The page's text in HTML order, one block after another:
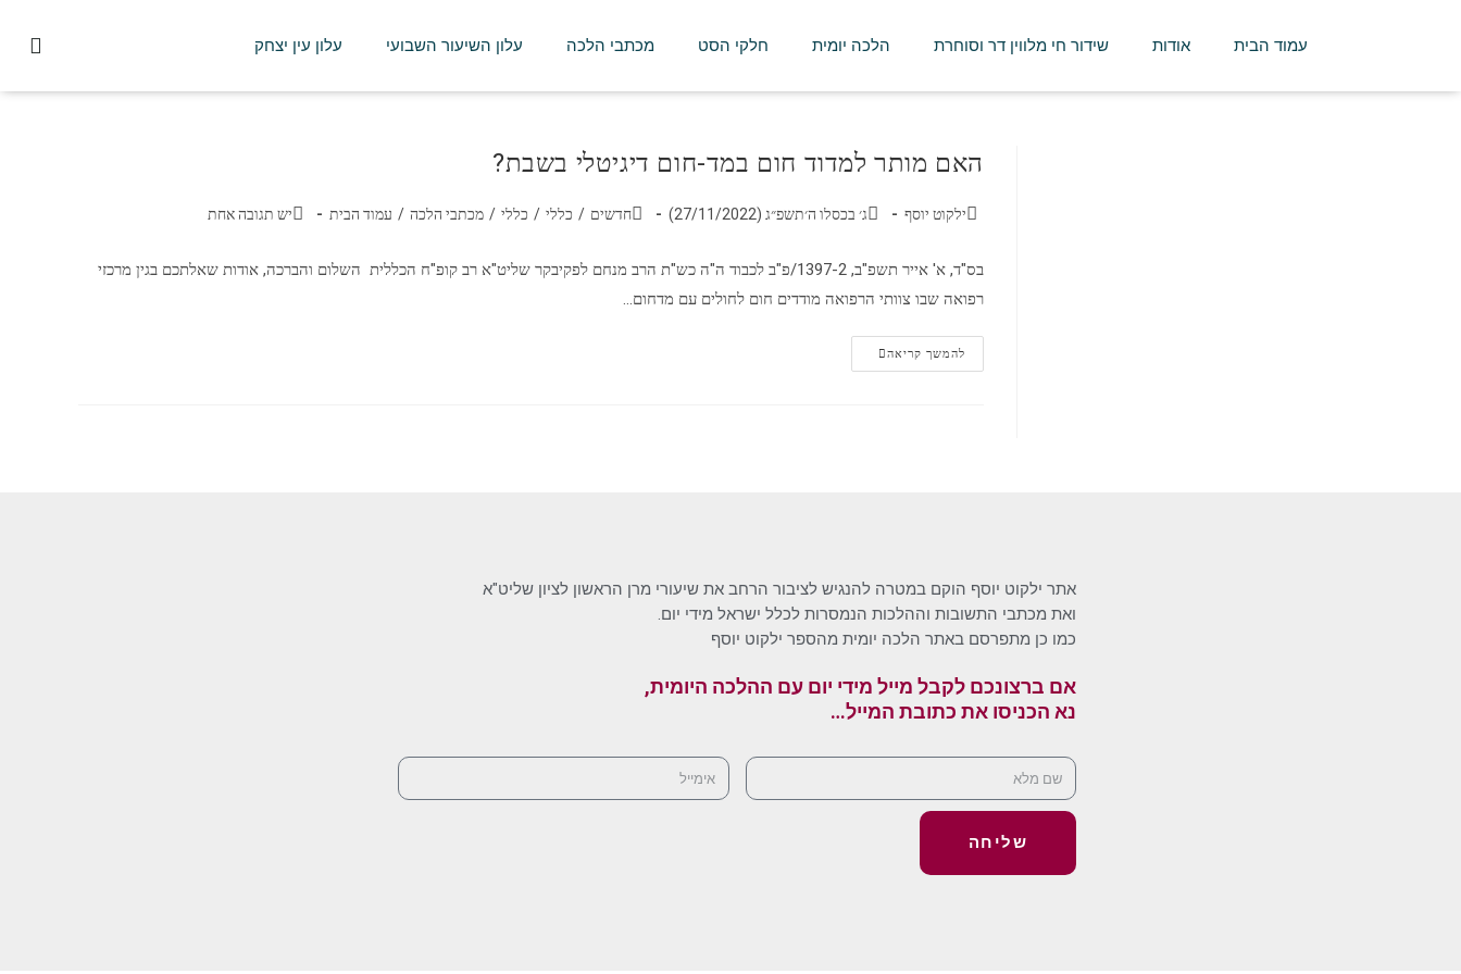
עמוד הבית אודות שידור חי מלווין דר וסוחרת הלכה יומית חלקי הסט מכתבי הלכה עלון השיעור השבועי עלון עין יצחק
האם מותר למדוד חום במד-חום דיגיטלי בשבת?
ילקוט יוסף ג׳ בכסלו ה׳תשפ״ג (27/11/2022) חדשים / כללי / כללי / מכתבי הלכה / עמוד הבית יש תגובה אחת
בס"ד, ‏א' אייר תשפ"ב, 1397-2/פ"ב לכבוד ה"ה כש"ת הרב מנחם לפקיבקר שליט"א רב קופ"ח הכללית השלום והברכה, אודות שאלתכם בגין מרכזי
רפואה שבו צוותי הרפואה מודדים חום לחולים עם מדחום…
להמשך קריאה
אתר ילקוט יוסף הוקם במטרה להנגיש לציבור הרחב את שיעורי מרן הראשון לציון שליט"א
ואת מכתבי התשובות וההלכות הנמסרות לכלל ישראל מידי יום.
כמו כן מתפרסם באתר הלכה יומית מהספר ילקוט יוסף
אם ברצונכם לקבל מייל מידי יום עם ההלכה היומית,
נא הכניסו את כתובת המייל…
שליחה